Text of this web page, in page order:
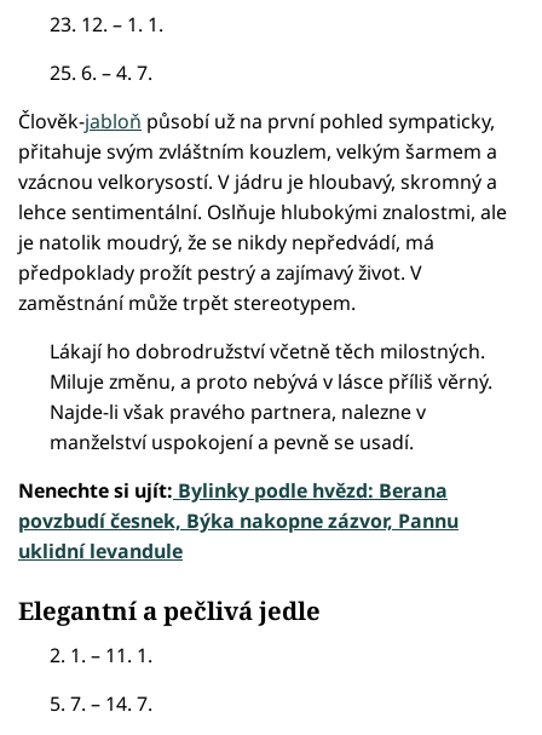
23. 12. – 1. 1.
25. 6. – 4. 7.
Člověk-jabloň působí už na první pohled sympaticky,
přitahuje svým zvláštním kouzlem, velkým šarmem a
vzácnou velkorysostí. V jádru je hloubavý, skromný a
lehce sentimentální. Oslňuje hlubokými znalostmi, ale
je natolik moudrý, že se nikdy nepředvádí, má
předpoklady prožít pestrý a zajímavý život. V
zaměstnání může trpět stereotypem.
Lákají ho dobrodružství včetně těch milostných.
Miluje změnu, a proto nebývá v lásce příliš věrný.
Najde-li však pravého partnera, nalezne v
manželství uspokojení a pevně se usadí.
Nenechte si ujít: Bylinky podle hvězd: Berana
povzbudí česnek, Býka nakopne zázvor, Pannu
uklidní levandule
Elegantní a pečlivá jedle
2. 1. – 11. 1.
5. 7. – 14. 7.